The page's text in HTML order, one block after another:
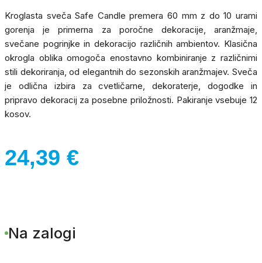
Kroglasta sveča Safe Candle premera 60 mm z do 10 urami
gorenja je primerna za poročne dekoracije, aranžmaje,
svečane pogrinjke in dekoracijo različnih ambientov. Klasična
okrogla oblika omogoča enostavno kombiniranje z različnimi
stili dekoriranja, od elegantnih do sezonskih aranžmajev. Sveča
je odlična izbira za cvetličarne, dekoraterje, dogodke in
pripravo dekoracij za posebne priložnosti. Pakiranje vsebuje 12
kosov.
24,39 €
Na zalogi